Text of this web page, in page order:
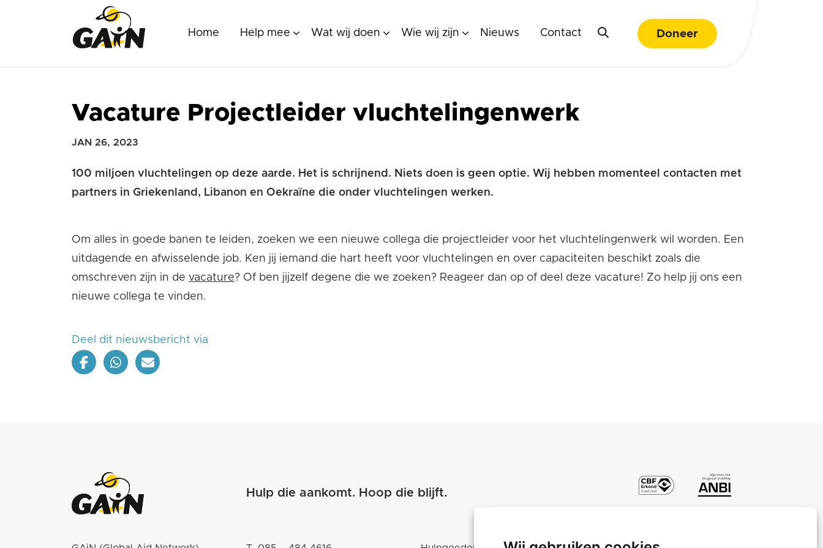
Home Help mee Wat wij doen Wie wij zijn Nieuws Contact Doneer
Vacature Projectleider vluchtelingenwerk
JAN 26, 2023
100 miljoen vluchtelingen op deze aarde. Het is schrijnend. Niets doen is geen optie. Wij hebben momenteel contacten met
partners in Griekenland, Libanon en Oekraïne die onder vluchtelingen werken.
Om alles in goede banen te leiden, zoeken we een nieuwe collega die projectleider voor het vluchtelingenwerk wil worden. Een
uitdagende en afwisselende job. Ken jij iemand die hart heeft voor vluchtelingen en over capaciteiten beschikt zoals die
omschreven zijn in de vacature? Of ben jijzelf degene die we zoeken? Reageer dan op of deel deze vacature! Zo help jij ons een
nieuwe collega te vinden.
Deel dit nieuwsbericht via
Hulp die aankomt. Hoop die blijft.